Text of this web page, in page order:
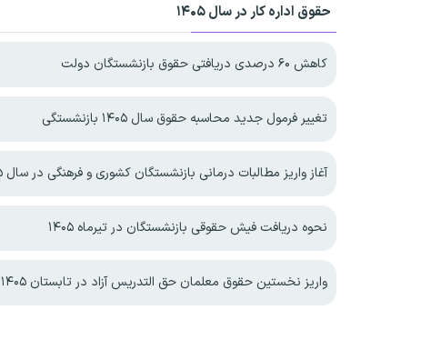
حقوق اداره کار در سال ۱۴۰۵
کاهش ۶۰ درصدی دریافتی حقوق بازنشستگان دولت
تغییر فرمول جدید محاسبه حقوق سال ۱۴۰۵ بازنشستگی
آغاز واریز مطالبات درمانی بازنشستگان کشوری و فرهنگی در سال ۱۴۰۵
نحوه دریافت فیش حقوقی بازنشستگان در تیرماه ۱۴۰۵
واریز نخستین حقوق معلمان حق التدریس آزاد در تابستان ۱۴۰۵